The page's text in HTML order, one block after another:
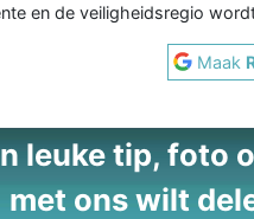
en de veiligheidsregio
Maak
leuke tip, foto
met ons wilt